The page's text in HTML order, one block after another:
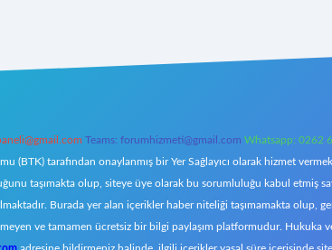
Teams: forumhizmeti@gmail.com Whatsapp: 0262
(BTK) tarafından onaylanmış bir Yer Sağlayıcı olarak hizmet
taşımakta olup, siteye üye olarak bu sorumluluğu kabul etmiş
Burada yer alan içerikler haber niteliği taşımamakta olup,
ve tamamen ücretsiz bir bilgi paylaşım platformudur. Hukuka